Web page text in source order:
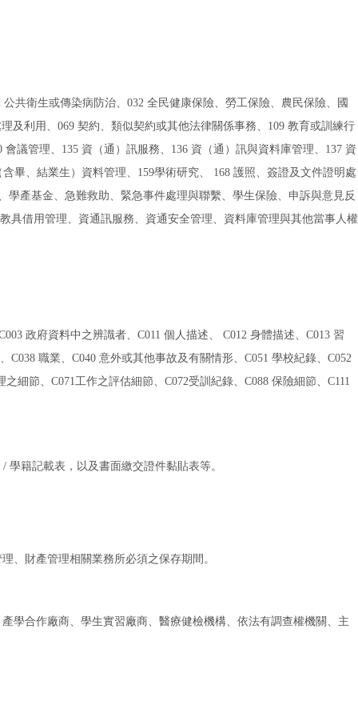
共衛生或傳染病防治、032 全民健康保險、勞工保險、農民保險、國
及利用、069 契約、類似契約或其他法律關係事務、109 教育或訓練行
議管理、135 資（通）訊服務、136 資（通）訊與資料庫管理、137 資
畢、結業生）資料管理、159學術研究、 168 護照、簽證及文件證明處
產基金、急難救助、緊急事件處理與聯繫、學生保險、申訴與意見反
具借用管理、資通訊服務、資通安全管理、資料庫管理與其他當事人權
政府資料中之辨識者、C011 個人描述、 C012 身體描述、C013 習
職業、C040 意外或其他事故及有關情形、C051 學校紀錄、C052
細節、C071工作之評估細節、C072受訓紀錄、C088 保險細節、C111
籍記載表，以及書面繳交證件黏貼表等。
、財產管理相關業務所必須之保存期間。
學合作廠商、學生實習廠商、醫療健檢機構、依法有調查權機關、主